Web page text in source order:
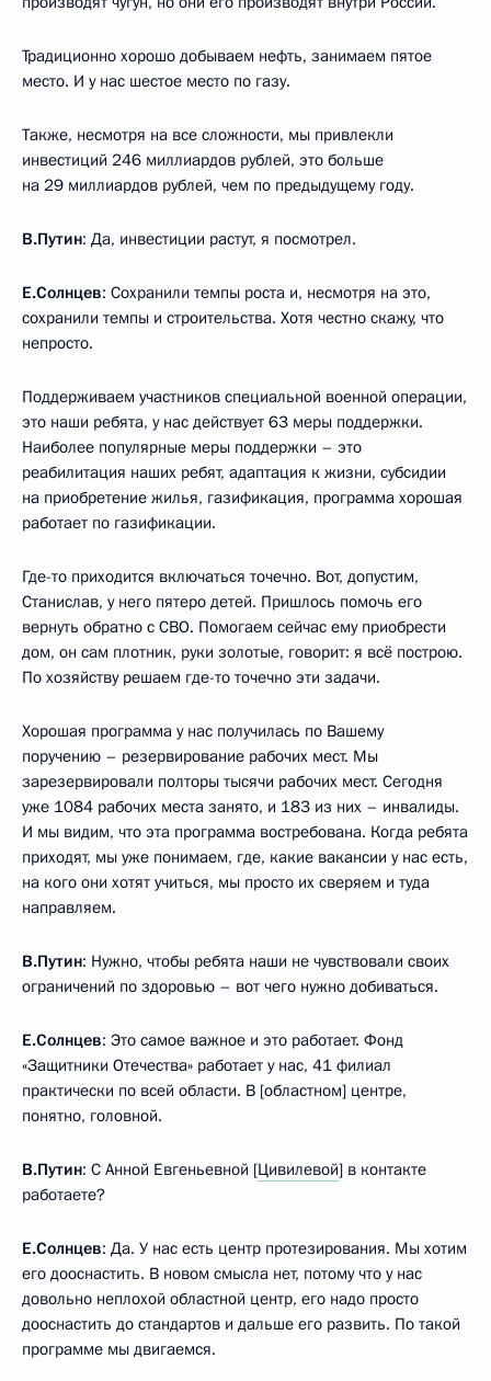
Традиционно хорошо добываем нефть, занимаем пятое
место. И у нас шестое место по газу.
Также, несмотря на все сложности, мы привлекли
инвестиций 246 миллиардов рублей, это больше
на 29 миллиардов рублей, чем по предыдущему году.
В.Путин: Да, инвестиции растут, я посмотрел.
Е.Солнцев: Сохранили темпы роста и, несмотря на это,
сохранили темпы и строительства. Хотя честно скажу, что
непросто.
Поддерживаем участников специальной военной операции,
это наши ребята, у нас действует 63 меры поддержки.
Наиболее популярные меры поддержки – это
реабилитация наших ребят, адаптация к жизни, субсидии
на приобретение жилья, газификация, программа хорошая
работает по газификации.
Где-то приходится включаться точечно. Вот, допустим,
Станислав, у него пятеро детей. Пришлось помочь его
вернуть обратно с СВО. Помогаем сейчас ему приобрести
дом, он сам плотник, руки золотые, говорит: я всё построю.
По хозяйству решаем где-то точечно эти задачи.
Хорошая программа у нас получилась по Вашему
поручению – резервирование рабочих мест. Мы
зарезервировали полторы тысячи рабочих мест. Сегодня
уже 1084 рабочих места занято, и 183 из них – инвалиды.
И мы видим, что эта программа востребована. Когда ребята
приходят, мы уже понимаем, где, какие вакансии у нас есть,
на кого они хотят учиться, мы просто их сверяем и туда
направляем.
В.Путин: Нужно, чтобы ребята наши не чувствовали своих
ограничений по здоровью – вот чего нужно добиваться.
Е.Солнцев: Это самое важное и это работает. Фонд
«Защитники Отечества» работает у нас, 41 филиал
практически по всей области. В [областном] центре,
понятно, головной.
В.Путин: С Анной Евгеньевной [Цивилевой] в контакте
работаете?
Е.Солнцев: Да. У нас есть центр протезирования. Мы хотим
его дооснастить. В новом смысла нет, потому что у нас
довольно неплохой областной центр, его надо просто
дооснастить до стандартов и дальше его развить. По такой
программе мы двигаемся.